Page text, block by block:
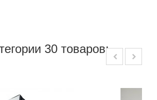
30 товаров: